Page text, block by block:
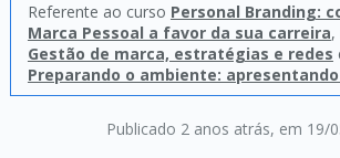
Publicado 2 anos atrás, em 19/
Referente ao curso Personal Branding:
Marca Pessoal a favor da sua carreira,
Gestão de marca, estratégias e redes
Preparando o ambiente: